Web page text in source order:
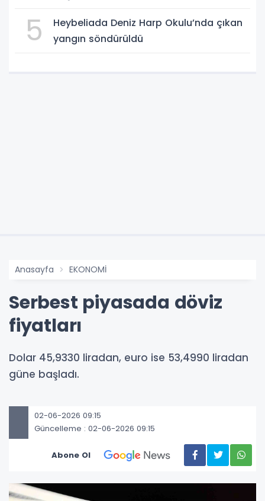
5
Heybeliada Deniz Harp Okulu’nda çıkan
yangın söndürüldü
Anasayfa EKONOMİ
Serbest piyasada döviz
fiyatları
Dolar 45,9330 liradan, euro ise 53,4990 liradan
güne başladı.
02-06-2026 09:15
Güncelleme : 02-06-2026 09:15
Abone Ol